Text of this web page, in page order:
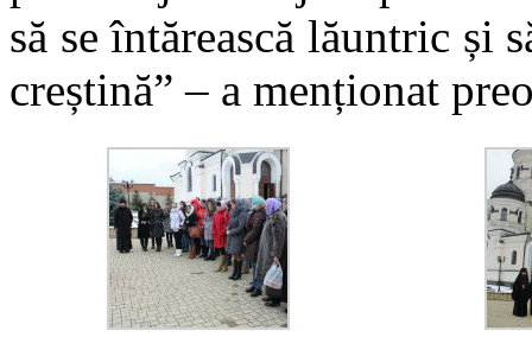
să se întărească lăuntric și
creștină” – a menționat